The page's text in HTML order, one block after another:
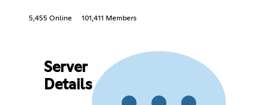
5,455 Online 101,411 Members
Server
Details